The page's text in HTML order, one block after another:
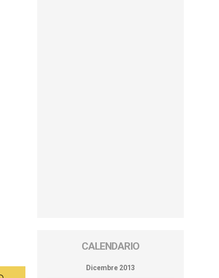
CALENDARIO
Dicembre 2013